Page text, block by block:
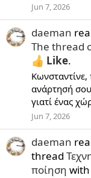
Jun 7, 2026
daeman
The thread
Like.
ανάρτησή
γιατί ένας
Jun 7, 2026
daeman
thread
ποίηση with